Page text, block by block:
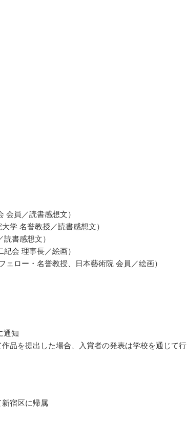
会員／読書感想文）
学 名誉教授／読書感想文）
書感想文）
会 理事長／絵画）
ェロー・名誉教授、日本藝術院 会員／絵画）
通知
品を提出した場合、入賞者の発表は学校を通じて行
宿区に帰属